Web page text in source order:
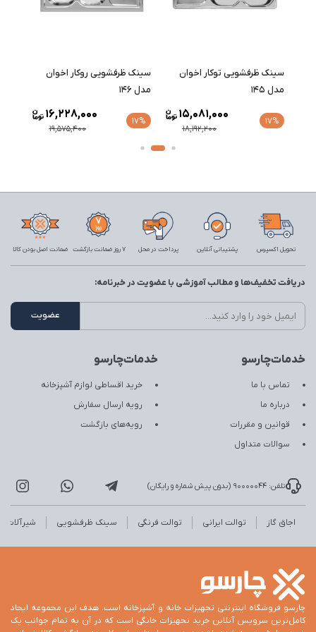
سینک ظرفشویی توکار اخوان
مدل 145
17%
18,192,200
15,081,000
سینک ظرفشویی روکار اخوان
مدل 146
17%
19,575,400
16,228,000
تحویل اکسپرس پشتیبانی آنلاین پرداخت در محل 7 روز ضمانت بازگشت ضمانت اصل بودن کالا
خدمات‌چارسو
تماس با ما
درباره ما
قوانین و مقررات
سوالات متداول
خدمات‌چارسو
خرید اقساطی لوازم آشپزخانه
رویه ارسال سفارش
رویه‌های بازگشت
دریافت تخفیف‌ها و مطالب آموزشی با عضویت در خبرنامه:
تلفن: 90000044 (بدون پیش شماره و رایگان)
اجاق گاز توالت ایرانی توالت فرنگی سینک ظرفشویی شیرآلات
چارسو فروشگاه اینترنتی تجهیزات خانه و آشپزخانه است. هدف این مجموعه ایجاد
کامل‌ترین سرویس آنلاین خرید تجهیزات خانگی است که در آن به تمام جوانب یک